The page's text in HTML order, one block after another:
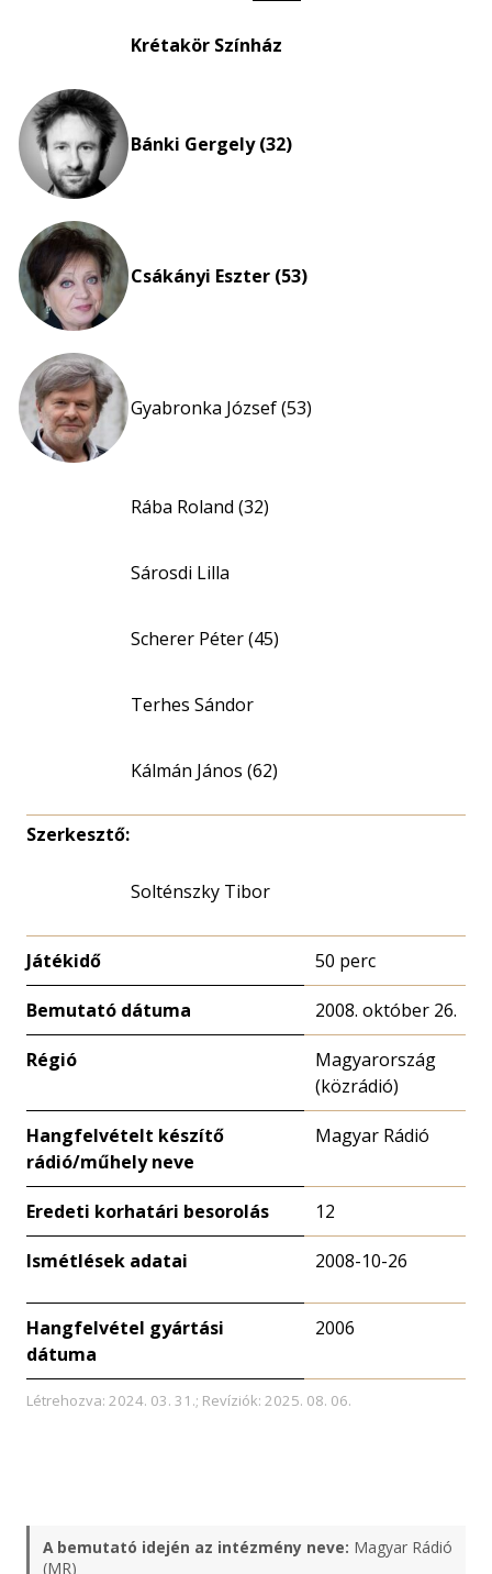
eloszlás
Krétakör Színház
Bánki Gergely (32)
Csákányi Eszter (53)
Gyabronka József (53)
Rába Roland (32)
Sárosdi Lilla
Scherer Péter (45)
Terhes Sándor
Kálmán János (62)
Szerkesztő:
Solténszky Tibor
Játékidő 50 perc
Bemutató dátuma 2008. október 26.
Régió
Magyarország
(közrádió)
Hangfelvételt készítő
rádió/műhely neve
Magyar Rádió
Eredeti korhatári besorolás 12
Ismétlések adatai 2008-10-26
Hangfelvétel gyártási
dátuma
2006
Létrehozva: 2024. 03. 31.; Revíziók: 2025. 08. 06.
A bemutató idején az intézmény neve: Magyar Rádió
(MR)